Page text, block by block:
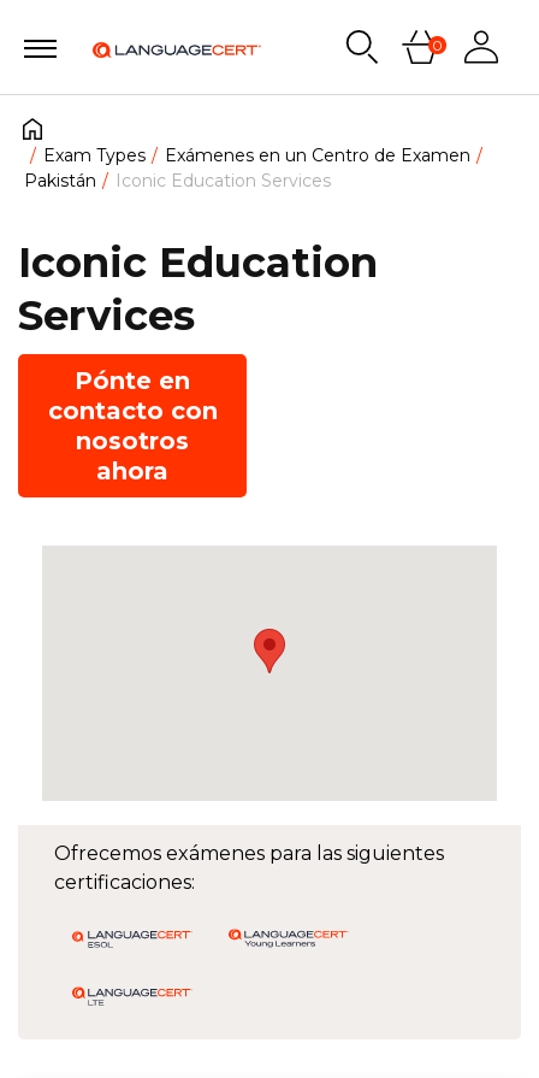
0
Exam Types
Exámenes en un Centro de Examen
Pakistán
Iconic Education Services
Ofrecemos exámenes para las siguientes
certificaciones:
Iconic Education
Services
Pónte en
contacto con
nosotros
ahora